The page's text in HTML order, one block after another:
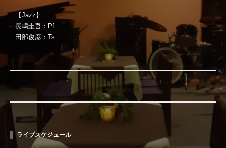
【Jazz】
長嶋圭吾：Pf
田部俊彦：Ts
ライブスケジュール